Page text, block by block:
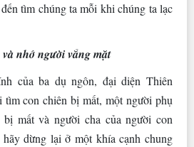
tìm chúng ta mỗi khi chúng ta lạc
nhớ người vắng mặt
của ba dụ ngôn, đại diện Thiên
con chiên bị mất, một người phụ
mất và người cha của người con
dừng lại ở một khía cạnh chung